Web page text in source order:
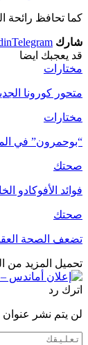
كما تحافظ رائحة
شارك Telegram
قد يعجبك ايضا
مختارات
متحور كورونا
مختارات
“بوحمرون” في
صحتك
فوائد الأفوكادو
صحتك
تضعف الصحة
تحميل المزيد من
اترك رد
لن يتم نشر عنوان